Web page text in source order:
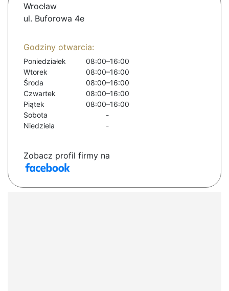
Wrocław
ul. Buforowa 4e
Godziny otwarcia:
Poniedziałek
08:00–16:00
Wtorek
08:00–16:00
Środa
08:00–16:00
Czwartek
08:00–16:00
Piątek
08:00–16:00
Sobota
-
Niedziela
-
Zobacz profil firmy na